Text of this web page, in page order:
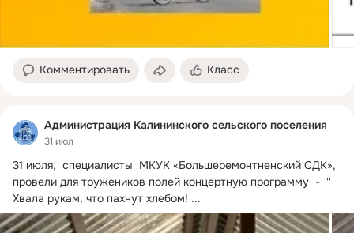
Комментировать Класс
Администрация Калининского сельского поселения
31 июл
31 июля,  специалисты  МКУК «Большеремонтненский СДК»,
провели для тружеников полей концертную программу  -  "
Хвала рукам, что пахнут хлебом! ...